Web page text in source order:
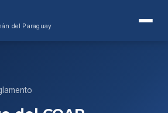
del Paraguay